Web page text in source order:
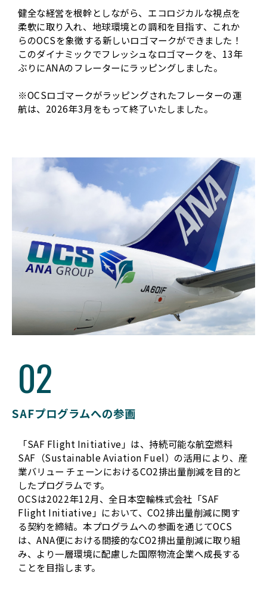
健全な経営を根幹としながら、エコロジカルな視点を
柔軟に取り入れ、地球環境との調和を目指す、これか
らのOCSを象徴する新しいロゴマークができました！
このダイナミックでフレッシュなロゴマークを、13年
ぶりにANAのフレーターにラッピングしました。
※OCSロゴマークがラッピングされたフレーターの運
航は、2026年3月をもって終了いたしました。
02
SAFプログラムへの参画
「SAF Flight Initiative」は、持続可能な航空燃料
SAF（Sustainable Aviation Fuel）の活用により、産
業バリュー チェーンにおけるCO2排出量削減を目的と
したプログラムです。
OCSは2022年12月、全日本空輸株式会社「SAF
Flight Initiative」において、CO2排出量削減に関す
る契約を締結。本プログラムへの参画を通じてOCS
は、ANA便における間接的なCO2排出量削減に取り組
み、より一層環境に配慮した国際物流企業へ成長する
ことを目指します。